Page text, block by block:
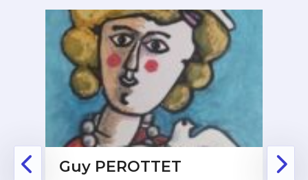
Guy PEROTTET